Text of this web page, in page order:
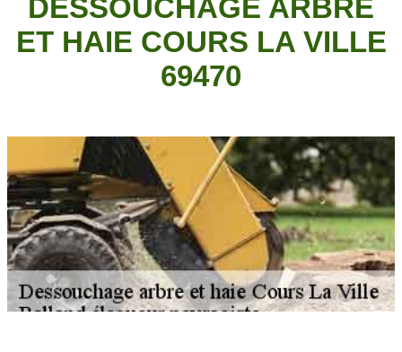
DESSOUCHAGE ARBRE
ET HAIE COURS LA VILLE
69470